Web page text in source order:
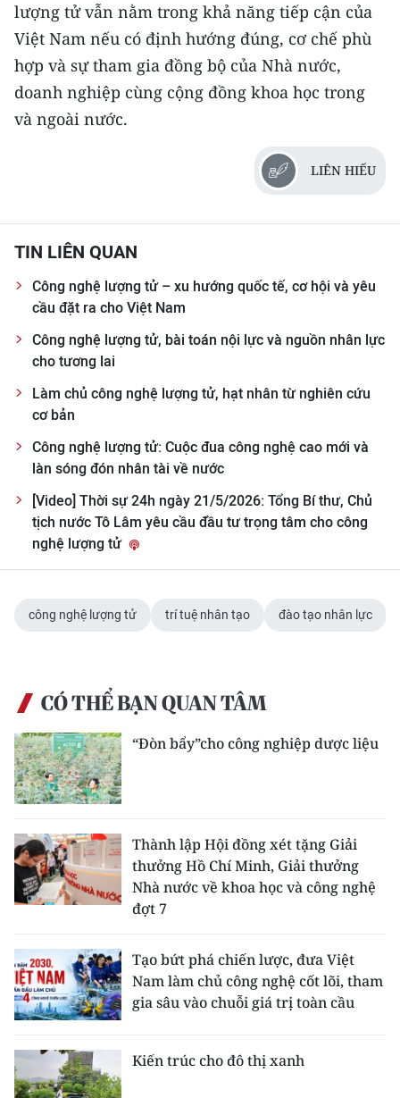
lượng tử vẫn nằm trong khả năng tiếp cận của
Việt Nam nếu có định hướng đúng, cơ chế phù
hợp và sự tham gia đồng bộ của Nhà nước,
doanh nghiệp cùng cộng đồng khoa học trong
và ngoài nước.
LIÊN HIẾU
TIN LIÊN QUAN
Công nghệ lượng tử – xu hướng quốc tế, cơ hội và yêu
cầu đặt ra cho Việt Nam
Công nghệ lượng tử, bài toán nội lực và nguồn nhân lực
cho tương lai
Làm chủ công nghệ lượng tử, hạt nhân từ nghiên cứu
cơ bản
Công nghệ lượng tử: Cuộc đua công nghệ cao mới và
làn sóng đón nhân tài về nước
[Video] Thời sự 24h ngày 21/5/2026: Tổng Bí thư, Chủ
tịch nước Tô Lâm yêu cầu đầu tư trọng tâm cho công
nghệ lượng tử
công nghệ lượng tử trí tuệ nhân tạo đào tạo nhân lực
CÓ THỂ BẠN QUAN TÂM
“Đòn bẩy”cho công nghiệp dược liệu
Thành lập Hội đồng xét tặng Giải
thưởng Hồ Chí Minh, Giải thưởng
Nhà nước về khoa học và công nghệ
đợt 7
Tạo bứt phá chiến lược, đưa Việt
Nam làm chủ công nghệ cốt lõi, tham
gia sâu vào chuỗi giá trị toàn cầu
Kiến trúc cho đô thị xanh